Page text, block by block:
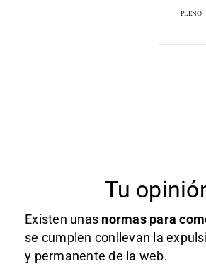
PLENO
Tu
Existen unas normas para
se cumplen conllevan la
y permanente de la web.